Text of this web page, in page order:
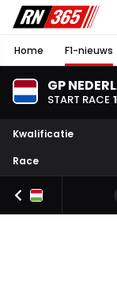
Home F1-nieuws
GP
START RACE
Kwalificatie
Race